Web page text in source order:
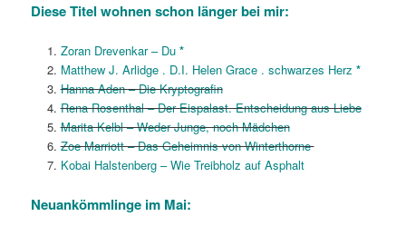
Diese Titel wohnen schon länger bei mir:
Zoran Drevenkar – Du *
Matthew J. Arlidge . D.I. Helen Grace . schwarzes Herz *
Hanna Aden – Die Kryptografin
Rena Rosenthal – Der Eispalast. Entscheidung aus Liebe
Marita Kelbl – Weder Junge, noch Mädchen
Zoe Marriott – Das Geheimnis von Winterthorne
Kobai Halstenberg – Wie Treibholz auf Asphalt
Neuankömmlinge im Mai: